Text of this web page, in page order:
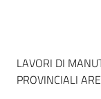
Dati del
LAVORI DI
PROVINCIALI